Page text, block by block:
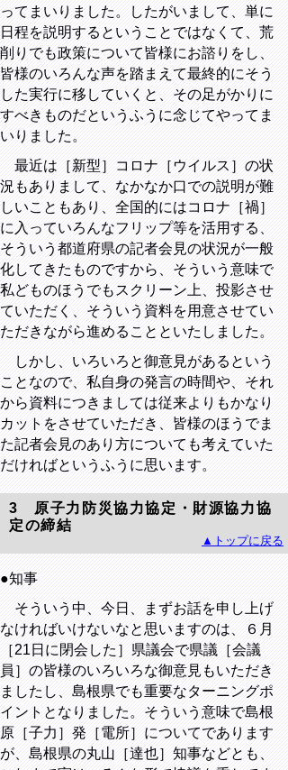
ってまいりました。したがいまして、単に
日程を説明するということではなくて、荒
削りでも政策について皆様にお諮りをし、
皆様のいろんな声を踏まえて最終的にそう
した実行に移していくと、その足がかりに
すべきものだというふうに念じてやってま
いりました。
最近は［新型］コロナ［ウイルス］の状
況もありまして、なかなか口での説明が難
しいこともあり、全国的にはコロナ［禍］
に入っていろんなフリップ等を活用する、
そういう都道府県の記者会見の状況が一般
化してきたものですから、そういう意味で
私どものほうでもスクリーン上、投影させ
ていただく、そういう資料を用意させてい
ただきながら進めることといたしました。
しかし、いろいろと御意見があるという
ことなので、私自身の発言の時間や、それ
から資料につきましては従来よりもかなり
カットをさせていただき、皆様のほうでま
た記者会見のあり方についても考えていた
だければというふうに思います。
3
原子力防災協力協定・財源協力協
定の締結
▲トップに戻る
●知事
そういう中、今日、まずお話を申し上げ
なければいけないなと思いますのは、６月
［21 日に閉会した］県議会で県議［会議
員］の皆様のいろいろな御意見もいただき
ましたし、島根県でも重要なターニングポ
イントとなりました。そういう意味で島根
原［子力］発［電所］についてであります
が、島根県の丸山［達也］知事などとも、